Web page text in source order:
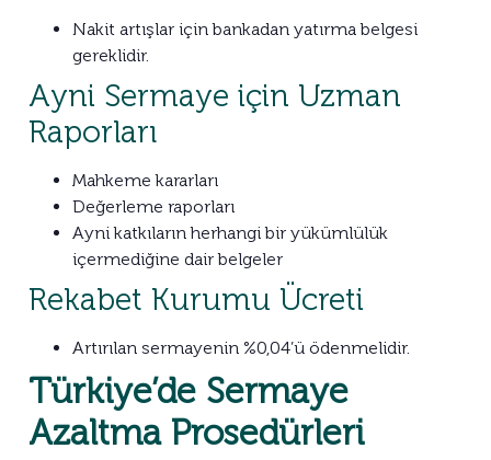
Nakit artışlar için bankadan yatırma belgesi
gereklidir.
Ayni Sermaye için Uzman
Raporları
Mahkeme kararları
Değerleme raporları
Ayni katkıların herhangi bir yükümlülük
içermediğine dair belgeler
Rekabet Kurumu Ücreti
Artırılan sermayenin %0,04’ü ödenmelidir.
Türkiye’de Sermaye
Azaltma Prosedürleri